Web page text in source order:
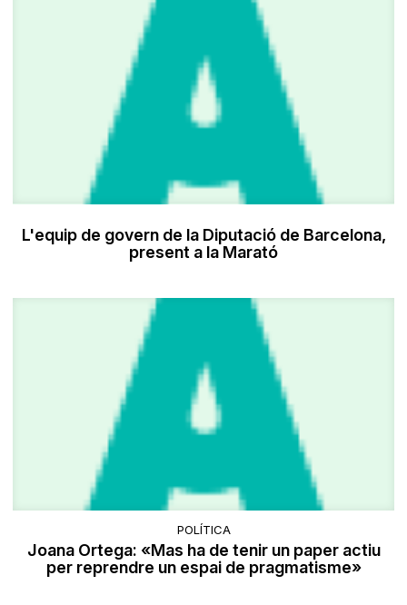
L'equip de govern de la Diputació de Barcelona,
present a la Marató
POLÍTICA
Joana Ortega: «Mas ha de tenir un paper actiu
per reprendre un espai de pragmatisme»